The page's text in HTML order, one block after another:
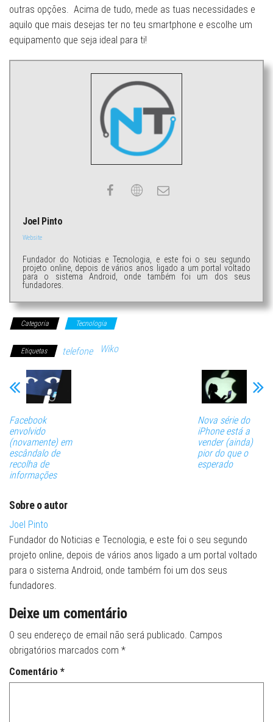
outras opções. Acima de tudo, mede as tuas necessidades e
aquilo que mais desejas ter no teu smartphone e escolhe um
equipamento que seja ideal para ti!
Joel Pinto
Website
Fundador do Noticias e Tecnologia, e este foi o seu segundo
projeto online, depois de vários anos ligado a um portal voltado
para o sistema Android, onde também foi um dos seus
fundadores.
Categoria Tecnologia
Etiquetas telefone Wiko
Facebook
envolvido
(novamente) em
escândalo de
recolha de
informações
Nova série do
iPhone está a
vender (ainda)
pior do que o
esperado
Sobre o autor
Joel Pinto
Fundador do Noticias e Tecnologia, e este foi o seu segundo
projeto online, depois de vários anos ligado a um portal voltado
para o sistema Android, onde também foi um dos seus
fundadores.
Deixe um comentário
O seu endereço de email não será publicado. Campos
obrigatórios marcados com *
Comentário *